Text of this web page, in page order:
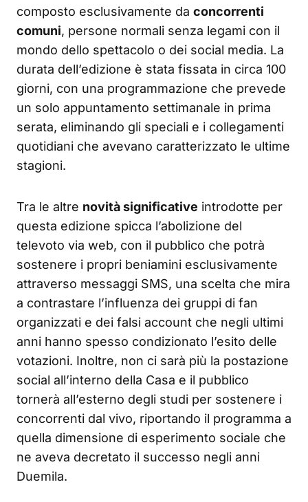
composto esclusivamente da concorrenti
comuni, persone normali senza legami con il
mondo dello spettacolo o dei social media. La
durata dell’edizione è stata fissata in circa 100
giorni, con una programmazione che prevede
un solo appuntamento settimanale in prima
serata, eliminando gli speciali e i collegamenti
quotidiani che avevano caratterizzato le ultime
stagioni.
Tra le altre novità significative introdotte per
questa edizione spicca l’abolizione del
televoto via web, con il pubblico che potrà
sostenere i propri beniamini esclusivamente
attraverso messaggi SMS, una scelta che mira
a contrastare l’influenza dei gruppi di fan
organizzati e dei falsi account che negli ultimi
anni hanno spesso condizionato l’esito delle
votazioni. Inoltre, non ci sarà più la postazione
social all’interno della Casa e il pubblico
tornerà all’esterno degli studi per sostenere i
concorrenti dal vivo, riportando il programma a
quella dimensione di esperimento sociale che
ne aveva decretato il successo negli anni
Duemila.